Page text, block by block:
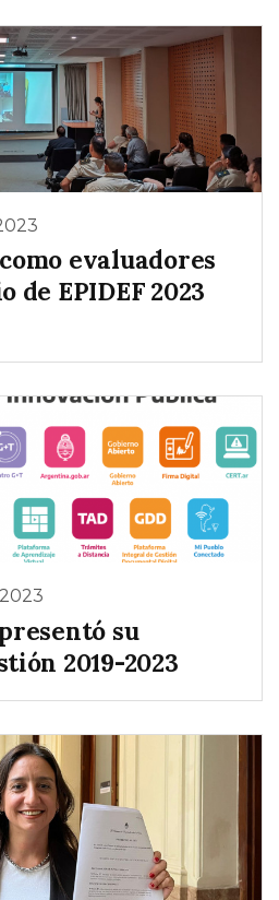
evaluadores
de EPIDEF 2023
su
2019-2023